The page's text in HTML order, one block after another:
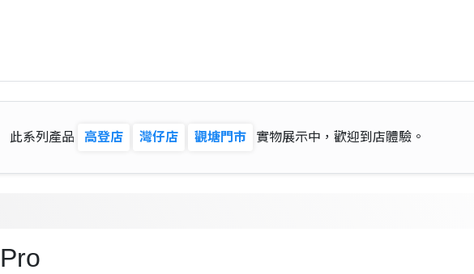
此系列產品 高登店 灣仔店 觀塘門市 實物展示中，歡迎到店體驗。